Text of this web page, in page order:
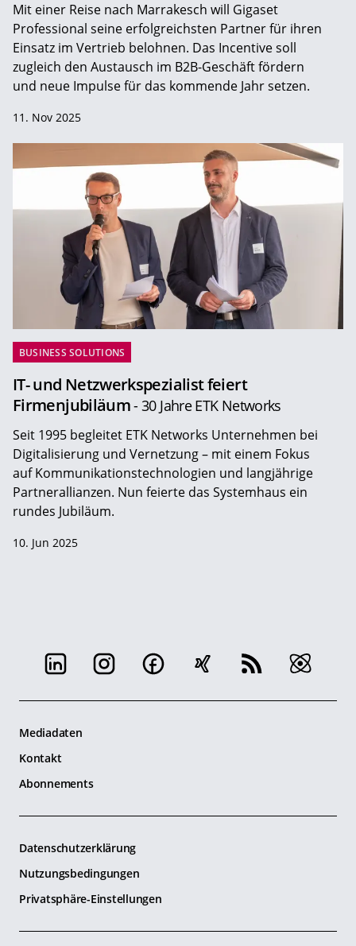
Mit einer Reise nach Marrakesch will Gigaset
Professional seine erfolgreichsten Partner für ihren
Einsatz im Vertrieb belohnen. Das Incentive soll
zugleich den Austausch im B2B-Geschäft fördern
und neue Impulse für das kommende Jahr setzen.
11. Nov 2025
BUSINESS SOLUTIONS
IT- und Netzwerkspezialist feiert
Firmenjubiläum- 30 Jahre ETK Networks
Seit 1995 begleitet ETK Networks Unternehmen bei
Digitalisierung und Vernetzung – mit einem Fokus
auf Kommunikationstechnologien und langjährige
Partnerallianzen. Nun feierte das Systemhaus ein
rundes Jubiläum.
10. Jun 2025
Mediadaten
Kontakt
Abonnements
Datenschutzerklärung
Nutzungsbedingungen
Privatsphäre-Einstellungen